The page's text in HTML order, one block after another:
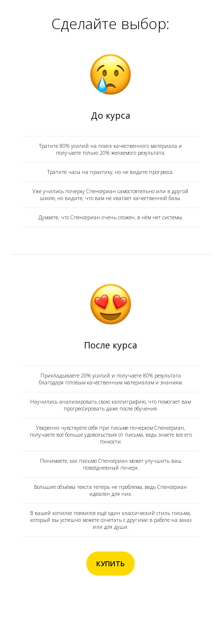
Сделайте выбор:
До курса
Тратите 80% усилий на поиск качественного материала и
получаете только 20% желаемого результата.
Тратите часы на практику, но не видите прогресса.
Уже учились почерку Спенсериан самостоятельно или в другой
школе, но видите, что вам не хватает качественной базы.
Думаете, что Спенсериан очень сложен, в нём нет системы.
После курса
Прикладываете 20% усилий и получаете 80% результата
благодаря готовым качественным материалам и знаниям.
Научились анализировать свою каллиграфию, что помогает вам
прогрессировать даже после обучения.
Уверенно чувствуете себя при письме почерком Спенсериан,
получаете всё больше удовольствия от письма, ведь знаете все его
тонкости.
Понимаете, как письмо Спенсериан может улучшить ваш
повседневный почерк.
Большие объёмы текста теперь не проблема, ведь Спенсериан
идеален для них.
В вашей копилке появился ещё один классический стиль письма,
который вы успешно можете сочетать с другими в работе на заказ
или для души.
КУПИТЬ